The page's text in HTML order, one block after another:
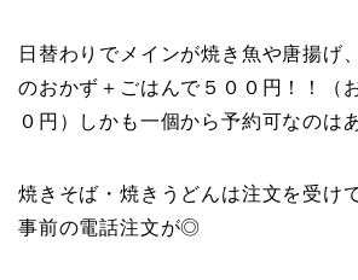
日替わりでメインが焼き魚や唐揚げ
のおかず＋ごはんで５００円！！（
０円）しかも一個から予約可なのは
焼きそば・焼きうどんは注文を受け
事前の電話注文が◎